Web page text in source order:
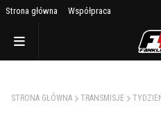
Strona główna Współpraca
STRONA GŁÓWNA TRANSMISJE